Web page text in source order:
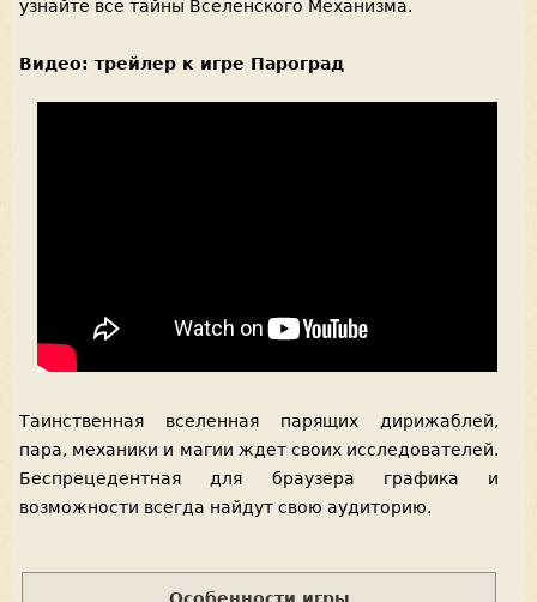
узнайте все тайны Вселенского Механизма.
Видео: трейлер к игре Пароград
Таинственная вселенная парящих дирижаблей,
пара, механики и магии ждет своих исследователей.
Беспрецедентная для браузера графика и
возможности всегда найдут свою аудиторию.
Особенности игры